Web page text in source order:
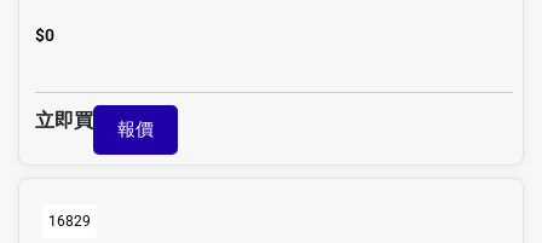
$0
立即買 報價
16829